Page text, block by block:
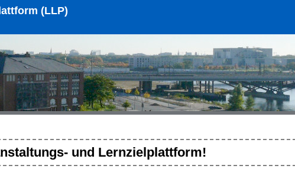
(LLP)
und Lernzielplattform!